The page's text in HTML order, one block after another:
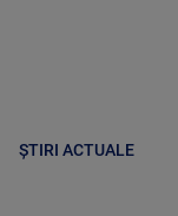
ȘTIRI ACTUALE